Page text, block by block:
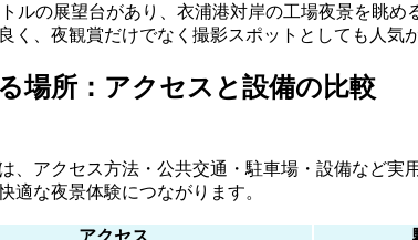
ルの展望台があり、衣浦港対岸の工場夜景を眺
く、夜観賞だけでなく撮影スポットとしても人気
場所：アクセスと設備の比較
、アクセス方法・公共交通・駐車場・設備など
適な夜景体験につながります。
アクセス